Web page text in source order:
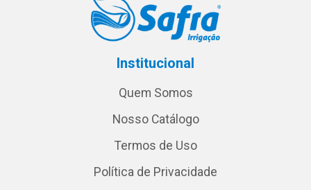
Institucional
Quem Somos
Nosso Catálogo
Termos de Uso
Política de Privacidade